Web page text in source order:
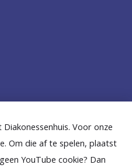
Voor onze
Om die af te spelen, plaatst
YouTube cookie? Dan
B
B